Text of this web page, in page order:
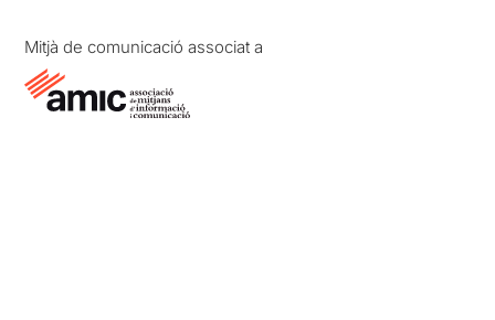
Mitjà de comunicació associat a